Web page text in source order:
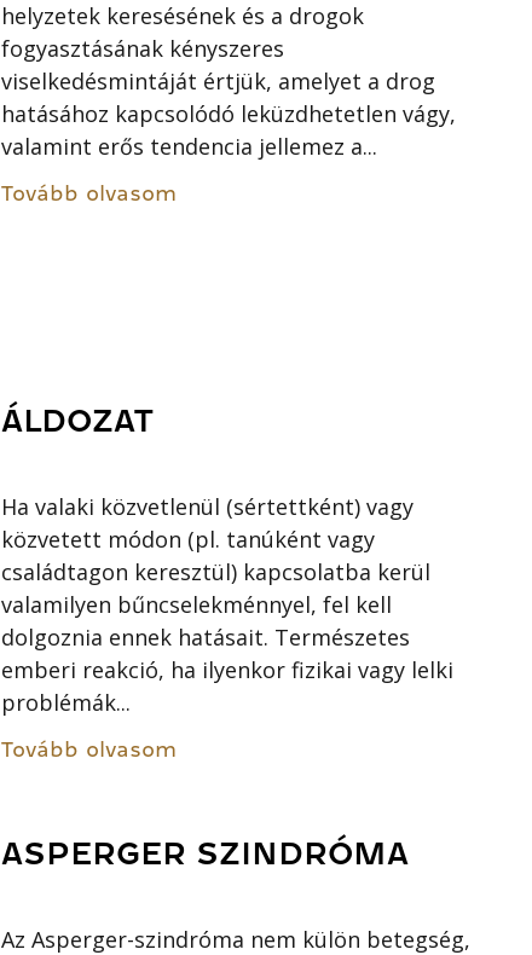
helyzetek keresésének és a drogok
fogyasztásának kényszeres
viselkedésmintáját értjük, amelyet a drog
hatásához kapcsolódó leküzdhetetlen vágy,
valamint erős tendencia jellemez a...
Tovább olvasom
ÁLDOZAT
Ha valaki közvetlenül (sértettként) vagy
közvetett módon (pl. tanúként vagy
családtagon keresztül) kapcsolatba kerül
valamilyen bűncselekménnyel, fel kell
dolgoznia ennek hatásait. Természetes
emberi reakció, ha ilyenkor fizikai vagy lelki
problémák...
Tovább olvasom
ASPERGER SZINDRÓMA
Az Asperger-szindróma nem külön betegség,